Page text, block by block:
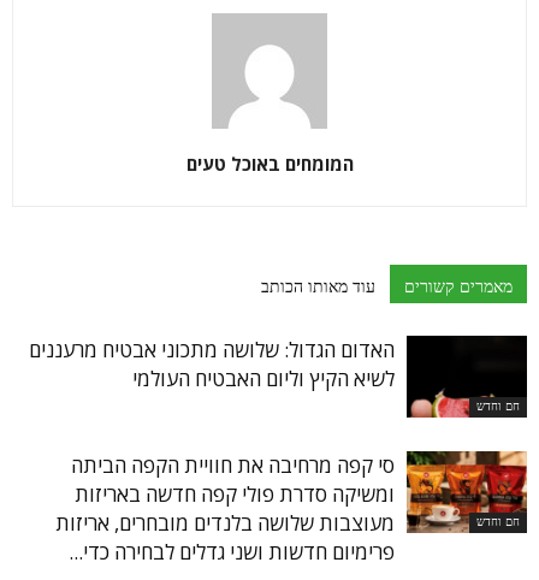
המומחים באוכל טעים
מאמרים קשורים עוד מאותו הכותב
חם וחדש
האדום הגדול: שלושה מתכוני אבטיח מרעננים
לשיא הקיץ וליום האבטיח העולמי
חם וחדש
סי קפה מרחיבה את חוויית הקפה הביתה
ומשיקה סדרת פולי קפה חדשה באריזות
מעוצבות שלושה בלנדים מובחרים, אריזות
פרימיום חדשות ושני גדלים לבחירה כדי...